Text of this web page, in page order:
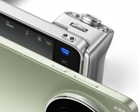
V70 FE mới Y31d